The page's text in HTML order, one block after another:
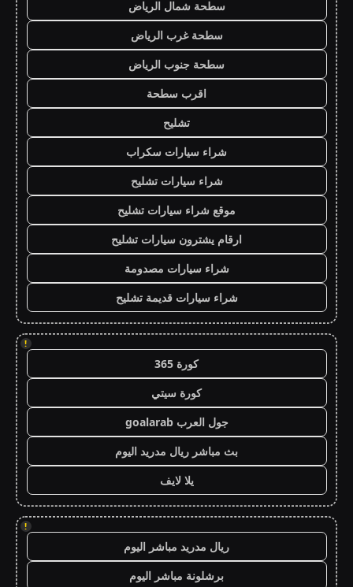
سطحة شمال الرياض
سطحة غرب الرياض
سطحة جنوب الرياض
اقرب سطحة
تشليح
شراء سيارات سكراب
شراء سيارات تشليح
موقع شراء سيارات تشليح
ارقام يشترون سيارات تشليح
شراء سيارات مصدومة
شراء سيارات قديمة تشليح
!
كورة 365
كورة سيتي
جول العرب goalarab
بث مباشر ريال مدريد اليوم
يلا لايف
!
ريال مدريد مباشر اليوم
برشلونة مباشر اليوم